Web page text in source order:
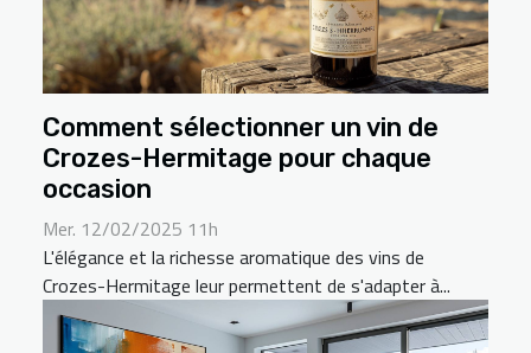
Comment sélectionner un vin de
Crozes-Hermitage pour chaque
occasion
Mer. 12/02/2025 11h
L'élégance et la richesse aromatique des vins de
Crozes-Hermitage leur permettent de s'adapter à...